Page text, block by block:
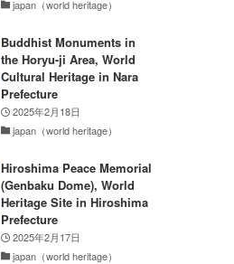
japan（world heritage）
Buddhist Monuments in
the Horyu-ji Area, World
Cultural Heritage in Nara
Prefecture
2025年2月18日
japan（world heritage）
Hiroshima Peace Memorial
(Genbaku Dome), World
Heritage Site in Hiroshima
Prefecture
2025年2月17日
japan（world heritage）